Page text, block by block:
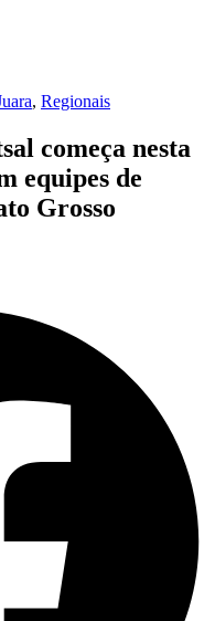
, Regionais
começa nesta
equipes de
Grosso